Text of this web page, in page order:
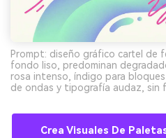
Prompt: diseño gráfico cartel de
fondo liso, predominan
rosa intenso, índigo para
de ondas y tipografía audaz, sin
Crea Visuales De